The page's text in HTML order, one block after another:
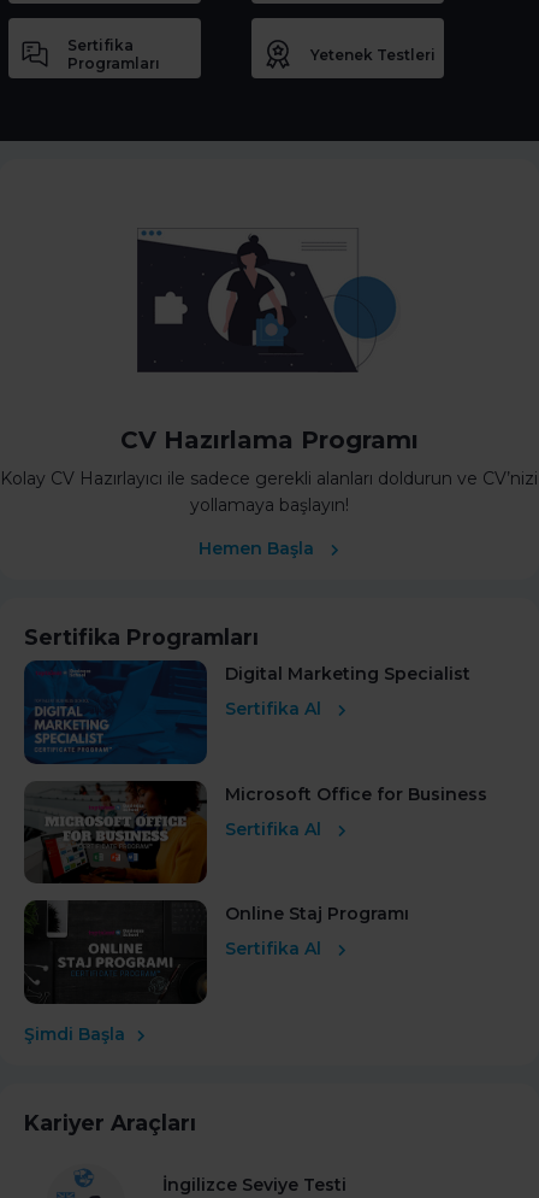
Sertifika
Programları
Yetenek Testleri
CV Hazırlama Programı
Kolay CV Hazırlayıcı ile sadece gerekli alanları doldurun ve CV’nizi
yollamaya başlayın!
Hemen Başla
Sertifika Programları
Digital Marketing Specialist
Sertifika Al
Microsoft Office for Business
Sertifika Al
Online Staj Programı
Sertifika Al
Şimdi Başla
Kariyer Araçları
İngilizce Seviye Testi